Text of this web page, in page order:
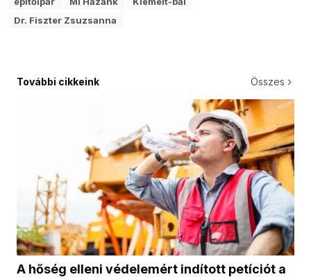
Dr. Fiszter Zsuzsanna
További cikkeink Összes
A hőség elleni védelemért indított petíciót a